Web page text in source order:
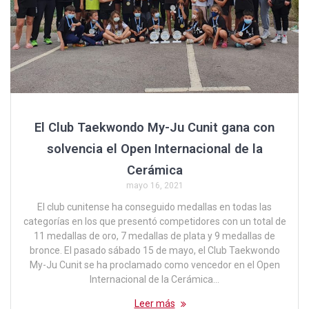
El Club Taekwondo My-Ju Cunit gana con
solvencia el Open Internacional de la
Cerámica
mayo 16, 2021
El club cunitense ha conseguido medallas en todas las
categorías en los que presentó competidores con un total de
11 medallas de oro, 7 medallas de plata y 9 medallas de
bronce. El pasado sábado 15 de mayo, el Club Taekwondo
My-Ju Cunit se ha proclamado como vencedor en el Open
Internacional de la Cerámica…
Leer más